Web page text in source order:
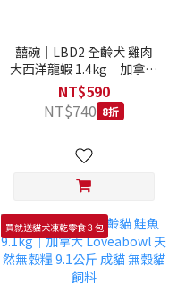
囍碗｜LBD2 全齡犬 雞肉
大西洋龍蝦 1.4kg｜加拿大
Loveabowl 天然無穀糧
1.4公斤 成犬 無穀狗飼料
NT$590
NT$740 8折
買就送貓犬凍乾零食３包